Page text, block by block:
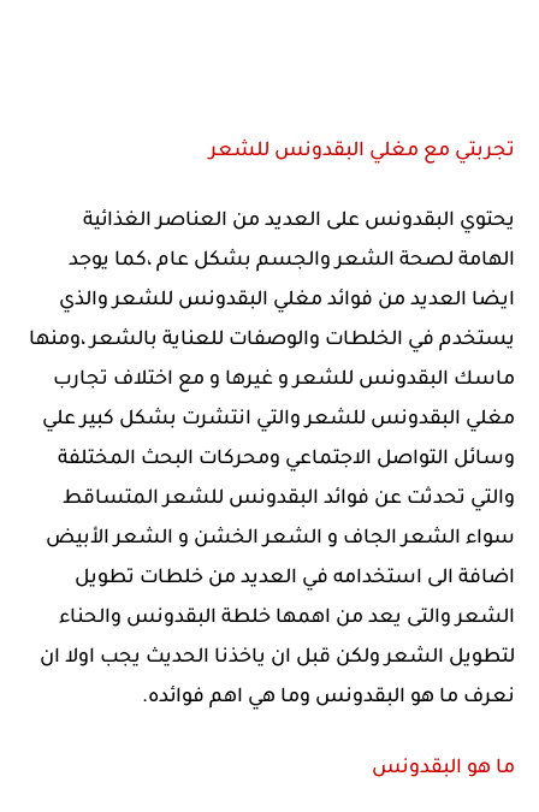
تجربتي مع مغلي البقدونس للشعر
يحتوي البقدونس على العديد من العناصر الغذائية
الهامة لصحة الشعر والجسم بشكل عام ،كما يوجد
ايضا العديد من فوائد مغلي البقدونس للشعر والذي
يستخدم في الخلطات والوصفات للعناية بالشعر ،ومنها
ماسك البقدونس للشعر و غيرها و مع اختلاف تجارب
مغلي البقدونس للشعر والتي انتشرت بشكل كبير علي
وسائل التواصل الاجتماعي ومحركات البحث المختلفة
والتي تحدثت عن فوائد البقدونس للشعر المتساقط
سواء الشعر الجاف و الشعر الخشن و الشعر الأبيض
اضافة الى استخدامه في العديد من خلطات تطويل
الشعر والتى يعد من اهمها خلطة البقدونس والحناء
لتطويل الشعر ولكن قبل ان ياخذنا الحديث يجب اولا ان
نعرف ما هو البقدونس وما هي اهم فوائده.
ما هو البقدونس